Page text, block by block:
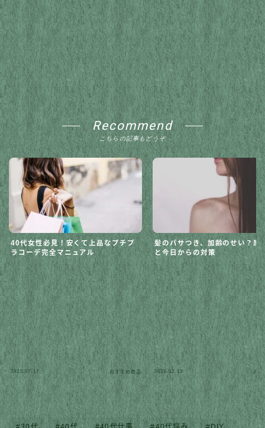
Recommend
こちらの記事もどうぞ
40代女性必見！安くて上品なプチプ
ラコーデ完全マニュアル
2025.07.17 おすすめ商品
髪のパサつき、加齢のせい？原
と今日からの対策
2026.02.13 おす